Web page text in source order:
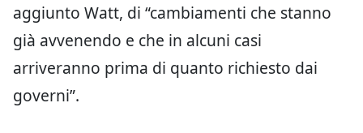
aggiunto Watt, di “cambiamenti che stanno
già avvenendo e che in alcuni casi
arriveranno prima di quanto richiesto dai
governi”.